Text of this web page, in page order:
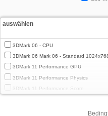
auswählen
3DMark 06 - CPU
3DMark 06 Mark 06 - Standard
3DMark 11 Performance GPU
3DMark 11 Performance Physics
3DMark 11 Performance Score